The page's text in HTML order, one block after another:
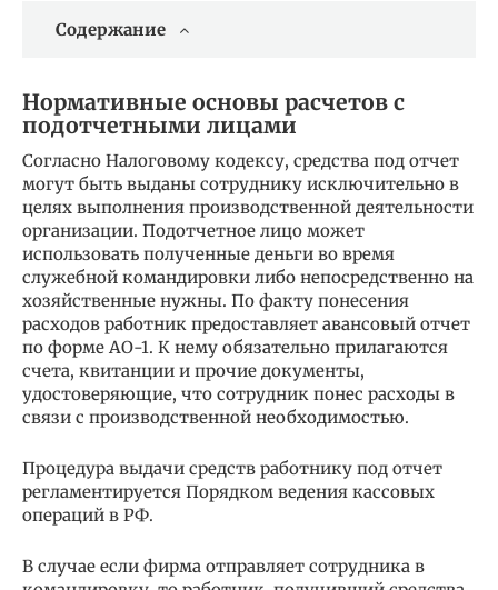
Содержание
Нормативные основы расчетов с
подотчетными лицами
Согласно Налоговому кодексу, средства под отчет
могут быть выданы сотруднику исключительно в
целях выполнения производственной деятельности
организации. Подотчетное лицо может
использовать полученные деньги во время
служебной командировки либо непосредственно на
хозяйственные нужны. По факту понесения
расходов работник предоставляет авансовый отчет
по форме АО-1. К нему обязательно прилагаются
счета, квитанции и прочие документы,
удостоверяющие, что сотрудник понес расходы в
связи с производственной необходимостью.
Процедура выдачи средств работнику под отчет
регламентируется Порядком ведения кассовых
операций в РФ.
В случае если фирма отправляет сотрудника в